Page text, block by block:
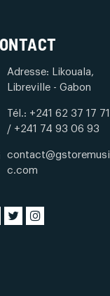
Adresse: Likouala,
Libreville - Gabon
Tél.: +241 62 37 17 71
/ +241 74 93 06 93
contact@gstoremusi
c.com